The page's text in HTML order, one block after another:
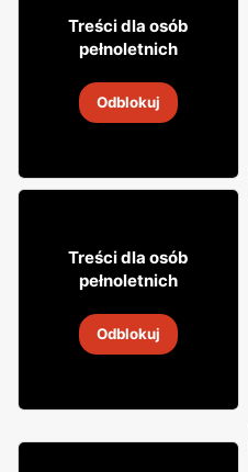
1699
18 sie 2026
Treści dla osób
pełnoletnich
Odblokuj
4999
18 sie 2026
Treści dla osób
pełnoletnich
Odblokuj